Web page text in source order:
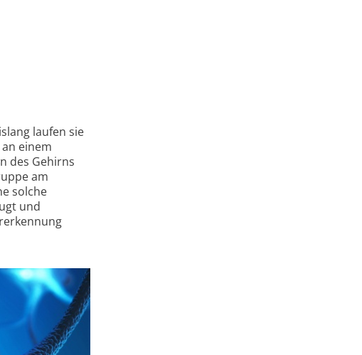
laufen sie
einem
des Gehirns
am
solche
und